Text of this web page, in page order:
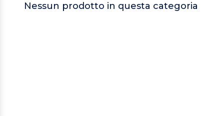
Nessun prodotto in questa categoria